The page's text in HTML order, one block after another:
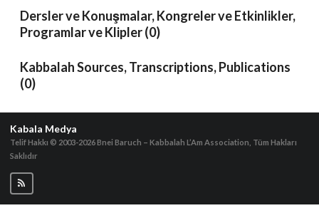
Dersler ve Konuşmalar, Kongreler ve Etkinlikler,
Programlar ve Klipler (0)
Kabbalah Sources, Transcriptions, Publications
(0)
Kabala Medya
Telif Hakkı © 2003-2026Bnei Baruch – Kabbalah L’Am Association, Tüm Hakları
Saklıdır